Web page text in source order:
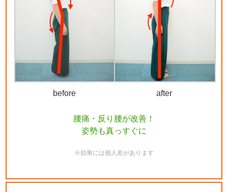
before after
腰痛・反り腰が改善！
姿勢も真っすぐに
※効果には個人差があります